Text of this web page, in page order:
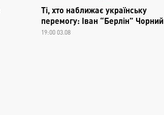
Ті, хто наближає українську
перемогу: Іван “Берлін” Чорний
19:00 03.08